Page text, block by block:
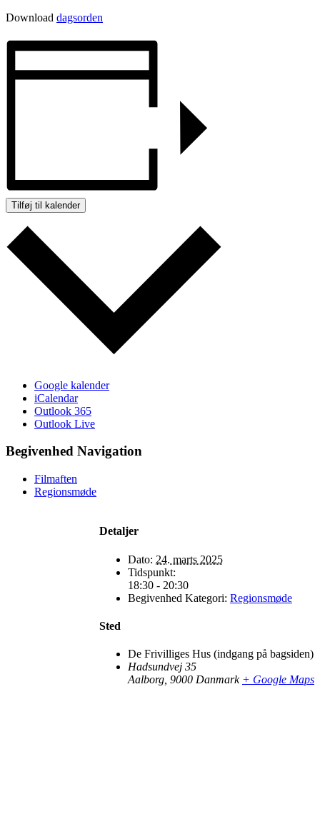
Download dagsorden
Tilføj til kalender
Google kalender
iCalendar
Outlook 365
Outlook Live
Begivenhed Navigation
Filmaften
Regionsmøde
Detaljer
Dato: 24. marts 2025
Tidspunkt:
18:30 - 20:30
Begivenhed Kategori: Regionsmøde
Sted
De Frivilliges Hus (indgang på bagsiden)
Hadsundvej 35
Aalborg 9000 Danmark + Google Maps